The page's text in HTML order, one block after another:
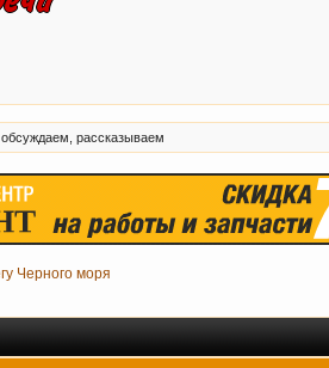
рассказываем
Черного моря